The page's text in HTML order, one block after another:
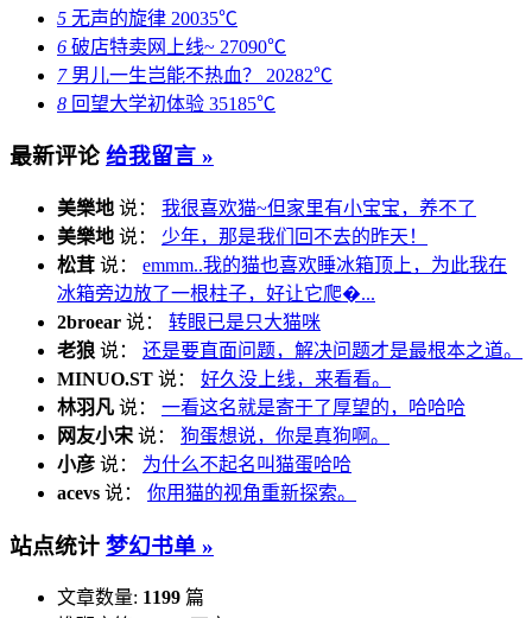
5 无声的旋律 20035℃
6 破店特卖网上线~ 27090℃
7男儿一生岂能不热血？ 20282℃
8 回望大学初体验 35185℃
最新评论 给我留言 »
美樂地 说： 我很喜欢猫~但家里有小宝宝，养不了
美樂地 说： 少年，那是我们回不去的昨天！
松茸 说： emmm..我的猫也喜欢睡冰箱顶上，为此我在
冰箱旁边放了一根柱子，好让它爬�...
2broear 说： 转眼已是只大猫咪
老狼 说： 还是要直面问题，解决问题才是最根本之道。
MINUO.ST 说： 好久没上线，来看看。
林羽凡 说： 一看这名就是寄于了厚望的，哈哈哈
网友小宋 说： 狗蛋想说，你是真狗啊。
小彦 说： 为什么不起名叫猫蛋哈哈
acevs 说： 你用猫的视角重新探索。
站点统计 梦幻书单 »
文章数量: 1199 篇